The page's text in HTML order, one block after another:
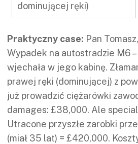
dominującej ręki)
Praktyczny case: Pan
Wypadek na autostradzie M6
wjechała w jego kabinę.
prawej ręki (dominującej) z
już prowadzić ciężarówki
damages: £38,000. Ale
Utracone przyszłe zarobki
(miał 35 lat) = £420,000.